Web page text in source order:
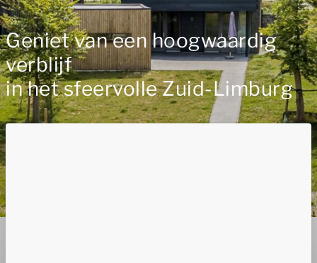
Geniet van een hoogwaardig
verblijf
in het sfeervolle Zuid-Limburg